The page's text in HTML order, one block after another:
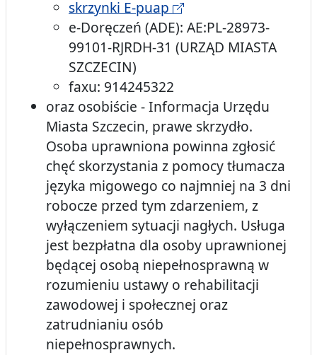
skrzynki E-puap
e-Doręczeń (ADE): AE:PL-28973-
99101-RJRDH-31 (URZĄD MIASTA
SZCZECIN)
faxu: 914245322
oraz osobiście - Informacja Urzędu
Miasta Szczecin, prawe skrzydło.
Osoba uprawniona powinna zgłosić
chęć skorzystania z pomocy tłumacza
języka migowego co najmniej na 3 dni
robocze przed tym zdarzeniem, z
wyłączeniem sytuacji nagłych. Usługa
jest bezpłatna dla osoby uprawnionej
będącej osobą niepełnosprawną w
rozumieniu ustawy o rehabilitacji
zawodowej i społecznej oraz
zatrudnianiu osób
niepełnosprawnych.